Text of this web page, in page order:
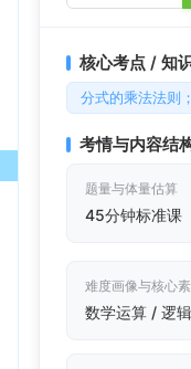
核心考点 / 知
分式的乘法法则
考情与内容结
题量与体量估算
45分钟标准课
难度画像与核心
数学运算 / 逻